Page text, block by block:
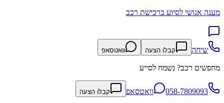
מענה אנושי לסיוע ברכישת רכב
שיחה קבלו הצעה וואטסאפ
מחפשים רכב? נשמח לסייע
058-7809093 וואטסאפ קבלו הצעה